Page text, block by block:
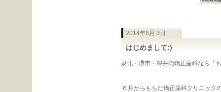
2014年8月 3日
はじめまして:)
泉北・堺市・深井の矯正歯科なら「
６月からもちだ矯正歯科クリニック